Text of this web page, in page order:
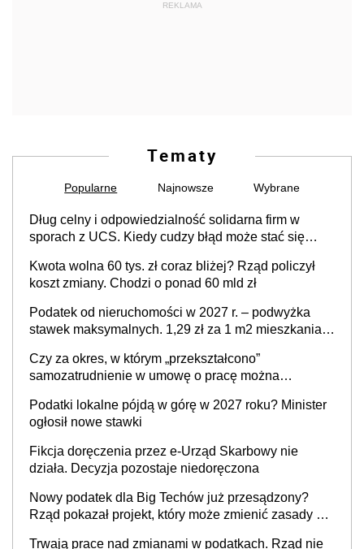
REKLAMA
Tematy
Popularne Najnowsze Wybrane
Dług celny i odpowiedzialność solidarna firm w
sporach z UCS. Kiedy cudzy błąd może stać się
Kwota wolna 60 tys. zł coraz bliżej? Rząd policzył
koszt zmiany. Chodzi o ponad 60 mld zł
Podatek od nieruchomości w 2027 r. – podwyżka
stawek maksymalnych. 1,29 zł za 1 m2 mieszkania,
prowadzeniem działalności gospodarczej
Czy za okres, w którym „przekształcono”
samozatrudnienie w umowę o pracę można
cywilnoprawnej jedynym racjonalnym wyjściem
Podatki lokalne pójdą w górę w 2027 roku? Minister
ogłosił nowe stawki
Fikcja doręczenia przez e-Urząd Skarbowy nie
działa. Decyzja pozostaje niedoręczona
Nowy podatek dla Big Techów już przesądzony?
Rząd pokazał projekt, który może zmienić zasady gry
Trwają prace nad zmianami w podatkach. Rząd nie